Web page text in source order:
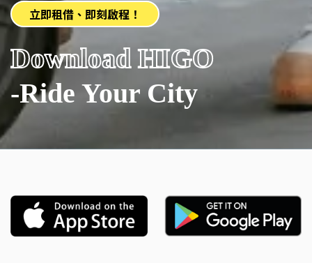
立即租借、即刻啟程！
Download HIGO
-Ride Your City